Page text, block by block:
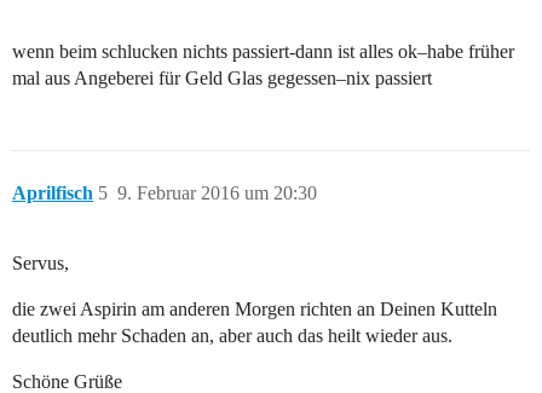
wenn beim schlucken nichts passiert-dann ist alles ok–habe früher
mal aus Angeberei für Geld Glas gegessen–nix passiert
Aprilfisch 9. Februar 2016 um 20:30
5
Servus,
die zwei Aspirin am anderen Morgen richten an Deinen Kutteln
deutlich mehr Schaden an, aber auch das heilt wieder aus.
Schöne Grüße